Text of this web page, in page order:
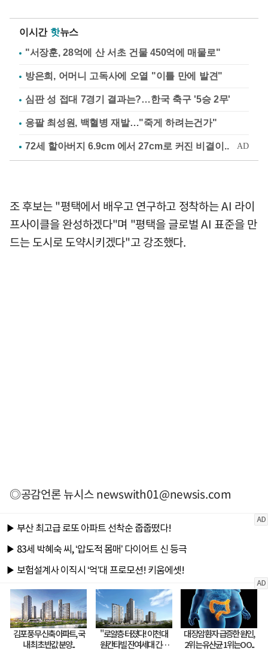
이시간 핫뉴스
"서장훈, 28억에 산 서초 건물 450억에 매물로"
방은희, 어머니 고독사에 오열 "이틀 만에 발견"
심판 성 접대 7경기 결과는?…한국 축구 '5승 2무'
응팔 최성원, 백혈병 재발…"죽게 하려는건가"
조 후보는 "평택에서 배우고 연구하고 정착하는 AI 라이
프사이클을 완성하겠다"며 "평택을 글로벌 AI 표준을 만
드는 도시로 도약시키겠다"고 강조했다.
◎공감언론 뉴시스newswith01@newsis.com